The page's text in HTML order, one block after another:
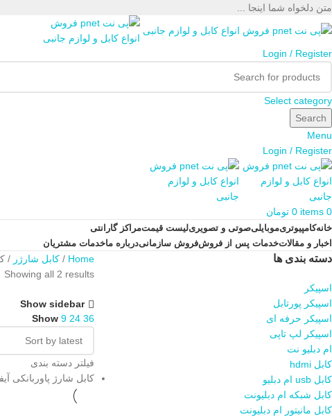
متن دلخواه شما اینجا ...
Login / Register
Select category
Search
Menu
Login / Register
0
items
0 تومان
خانهکامپیوتریموبایلیصوتی و تصویریلیست قیمتمراکز گارانتی
اخبار و مقالاتخدمات پس از فروشفروش سازمانیدرباره ماخدمات مشتریان
دسته بندی ها
اسپیکر
اسپیکر پورتابل
اسپیکر حرفه ای
اسپیکر لپ تاپی
ام دبلیو نت
کابل hdmi
کابل usb ام دبلیو
کابل شبکه ام دبلیونت
کابل مانیتور ام دبلیونت
Home کابل شارژر
Showing all 2 results
Show sidebar
Show 9 24 36
فیلتر دسته بندی
کابل شارژ پاوربانکی